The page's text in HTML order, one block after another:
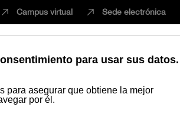
Campus virtual Sede electrónica
EstudiarInnovaciónVida universitaria
de Andalucía, por la que se